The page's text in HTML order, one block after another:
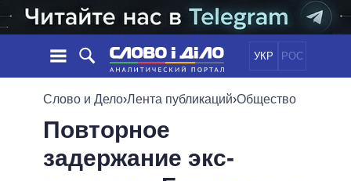
УКР РОС
НОВОСТИ
ЛЕНТА
СОБЫТИЯ
ЭКОНОМИКА
ОБЕЩАНИЯ
ПОЛИТИКИ
Слово и Дело›Лента публикаций›Общество
Повторное
задержание экс-